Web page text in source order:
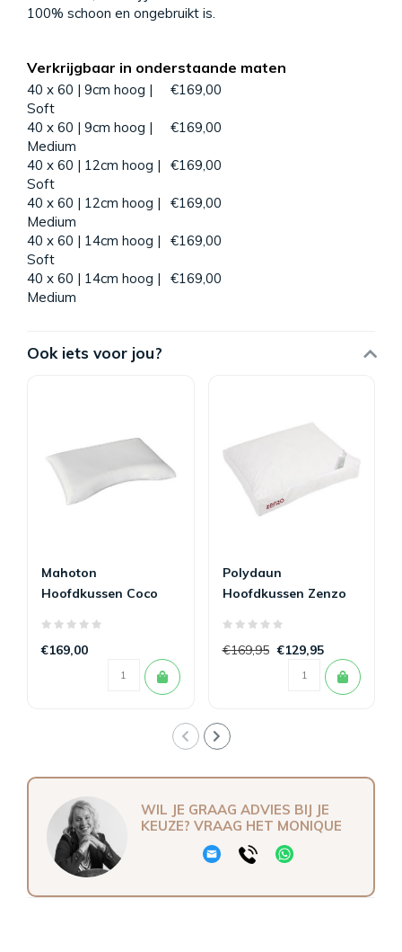
100% schoon en ongebruikt is.
Verkrijgbaar in onderstaande maten
40 x 60 | 9cm hoog |
Soft
€169,00
40 x 60 | 9cm hoog |
Medium
€169,00
40 x 60 | 12cm hoog |
Soft
€169,00
40 x 60 | 12cm hoog |
Medium
€169,00
40 x 60 | 14cm hoog |
Soft
€169,00
40 x 60 | 14cm hoog |
Medium
€169,00
Ook iets voor jou?
Mahoton
Hoofdkussen Coco
€169,00
Polydaun
Hoofdkussen Zenzo
€169,95 €129,95
WIL JE GRAAG ADVIES BIJ JE
KEUZE? VRAAG HET MONIQUE